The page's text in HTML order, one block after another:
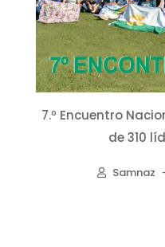
7.º Encuentro
de 310
Samnaz